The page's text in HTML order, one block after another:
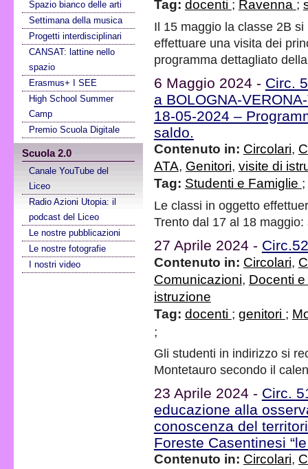
Spazio bianco delle arti
Settimana della musica
Progetti interdisciplinari
CANSAT: lattine nello
spazio
Erasmus+ I SEE
High School Summer
Camp
Premio Scuola Digitale
Scuola 2.0
Canale YouTube del
Liceo
Radio Azioni Utopia: il
podcast del Liceo
Le nostre pubblicazioni
Le nostre fotografie
I nostri video
Tag: docenti ; Ravenna ;
Il 15 maggio la classe 2B
effettuare una visita dei
programma dettagliato
6 Maggio 2024 - Circ.
a BOLOGNA-
18-05-2024 –
saldo.
Contenuto in: Circolari,
ATA, Genitori, visite di
Tag: Studenti e Famiglie ;
Le classi in oggetto
Trento dal 17 al 18
27 Aprile 2024 -
Contenuto in: Circolari,
Comunicazioni, Docenti e
istruzione
Tag: docenti ; genitori ;
;
Gli studenti in indirizzo si
Montetauro secondo il
23 Aprile 2024 - Circ.
educazione alla
conoscenza del
Foreste Casentinesi
Contenuto in: Circolari,